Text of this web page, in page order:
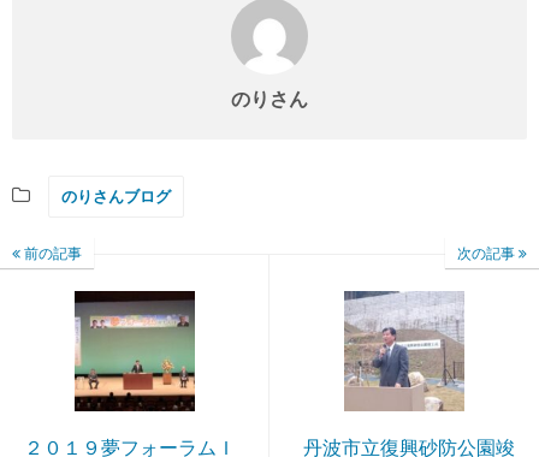
のりさん
のりさんブログ
前の記事
２０１９夢フォーラムＩ
次の記事
丹波市立復興砂防公園竣